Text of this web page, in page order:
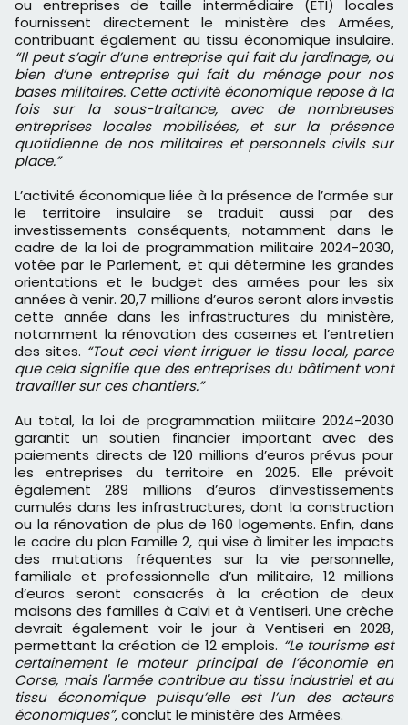
ou entreprises de taille intermédiaire (ETI) locales
fournissent directement le ministère des Armées,
contribuant également au tissu économique insulaire.
“Il peut s’agir d’une entreprise qui fait du jardinage, ou
bien d’une entreprise qui fait du ménage pour nos
bases militaires. Cette activité économique repose à la
fois sur la sous-traitance, avec de nombreuses
entreprises locales mobilisées, et sur la présence
quotidienne de nos militaires et personnels civils sur
place.”
L’activité économique liée à la présence de l’armée sur
le territoire insulaire se traduit aussi par des
investissements conséquents, notamment dans le
cadre de la loi de programmation militaire 2024-2030,
votée par le Parlement, et qui détermine les grandes
orientations et le budget des armées pour les six
années à venir. 20,7 millions d’euros seront alors investis
cette année dans les infrastructures du ministère,
notamment la rénovation des casernes et l’entretien
des sites. “Tout ceci vient irriguer le tissu local, parce
que cela signifie que des entreprises du bâtiment vont
travailler sur ces chantiers.”
Au total, la loi de programmation militaire 2024-2030
garantit un soutien financier important avec des
paiements directs de 120 millions d’euros prévus pour
les entreprises du territoire en 2025. Elle prévoit
également 289 millions d’euros d’investissements
cumulés dans les infrastructures, dont la construction
ou la rénovation de plus de 160 logements. Enfin, dans
le cadre du plan Famille 2, qui vise à limiter les impacts
des mutations fréquentes sur la vie personnelle,
familiale et professionnelle d’un militaire, 12 millions
d’euros seront consacrés à la création de deux
maisons des familles à Calvi et à Ventiseri. Une crèche
devrait également voir le jour à Ventiseri en 2028,
permettant la création de 12 emplois. “Le tourisme est
certainement le moteur principal de l’économie en
Corse, mais l'armée contribue au tissu industriel et au
tissu économique puisqu’elle est l’un des acteurs
économiques”, conclut le ministère des Armées.